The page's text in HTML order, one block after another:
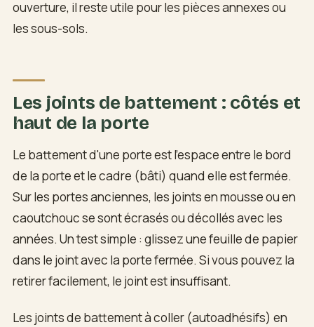
ouverture, il reste utile pour les pièces annexes ou
les sous-sols.
Les joints de battement : côtés et
haut de la porte
Le battement d'une porte est l'espace entre le bord
de la porte et le cadre (bâti) quand elle est fermée.
Sur les portes anciennes, les joints en mousse ou en
caoutchouc se sont écrasés ou décollés avec les
années. Un test simple : glissez une feuille de papier
dans le joint avec la porte fermée. Si vous pouvez la
retirer facilement, le joint est insuffisant.
Les joints de battement à coller (autoadhésifs) en